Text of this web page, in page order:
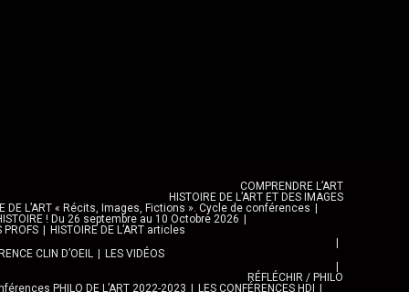
COMPRENDRE L’ART
HISTOIRE DE L’ART ET DES IMAGES
DE L’ART « Récits, Images, Fictions ». Cycle de conférences
! Du 26 septembre au 10 Octobre 2026
PROFS
HISTOIRE DE L’ART articles
CLIN D’OEIL
LES VIDÉOS
RÉFLÉCHIR / PHILO
PHILO DE L’ART 2022-2023 LES CONFÉRENCES HDI